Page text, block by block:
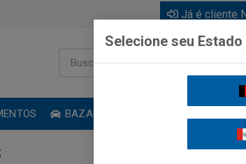
Já é cliente
BAZAR
Selecione seu Estado